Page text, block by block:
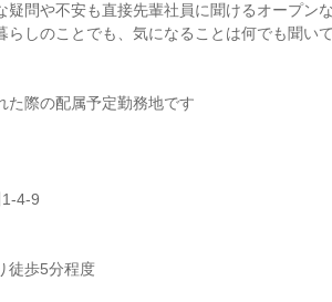
問や不安も直接先輩社員に聞けるオープンな
しのことでも、気になることは何でも聞い
際の配属予定勤務地です
4-9
徒歩5分程度